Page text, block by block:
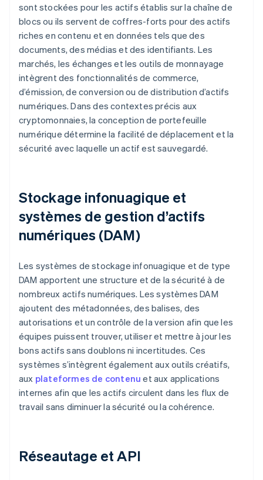
sont stockées pour les actifs établis sur la chaîne de
blocs ou ils servent de coffres-forts pour des actifs
riches en contenu et en données tels que des
documents, des médias et des identifiants. Les
marchés, les échanges et les outils de monnayage
intègrent des fonctionnalités de commerce,
d’émission, de conversion ou de distribution d’actifs
numériques. Dans des contextes précis aux
cryptomonnaies, la conception de portefeuille
numérique détermine la facilité de déplacement et la
sécurité avec laquelle un actif est sauvegardé.
Stockage infonuagique et
systèmes de gestion d’actifs
numériques (DAM)
Les systèmes de stockage infonuagique et de type
DAM apportent une structure et de la sécurité à de
nombreux actifs numériques. Les systèmes DAM
ajoutent des métadonnées, des balises, des
autorisations et un contrôle de la version afin que les
équipes puissent trouver, utiliser et mettre à jour les
bons actifs sans doublons ni incertitudes. Ces
systèmes s’intègrent également aux outils créatifs,
aux plateformes de contenu et aux applications
internes afin que les actifs circulent dans les flux de
travail sans diminuer la sécurité ou la cohérence.
Réseautage et API